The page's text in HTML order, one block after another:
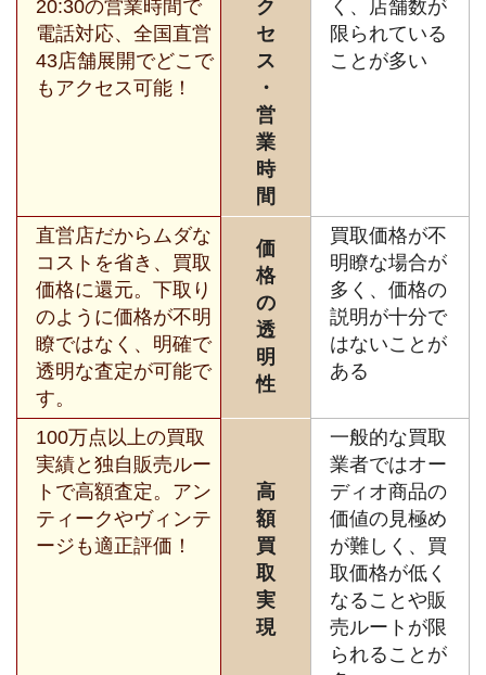
20:30の営業時間で
電話対応、全国直営
43店舗展開でどこで
もアクセス可能！
ク
セ
ス
・
営
業
時
間
く、店舗数が
限られている
ことが多い
直営店だからムダな
コストを省き、買取
価格に還元。下取り
のように価格が不明
瞭ではなく、明確で
透明な査定が可能で
す。
価
格
の
透
明
性
買取価格が不
明瞭な場合が
多く、価格の
説明が十分で
はないことが
ある
100万点以上の買取
実績と独自販売ルー
トで高額査定。アン
ティークやヴィンテ
ージも適正評価！
高
額
買
取
実
現
一般的な買取
業者ではオー
ディオ商品の
価値の見極め
が難しく、買
取価格が低く
なることや販
売ルートが限
られることが